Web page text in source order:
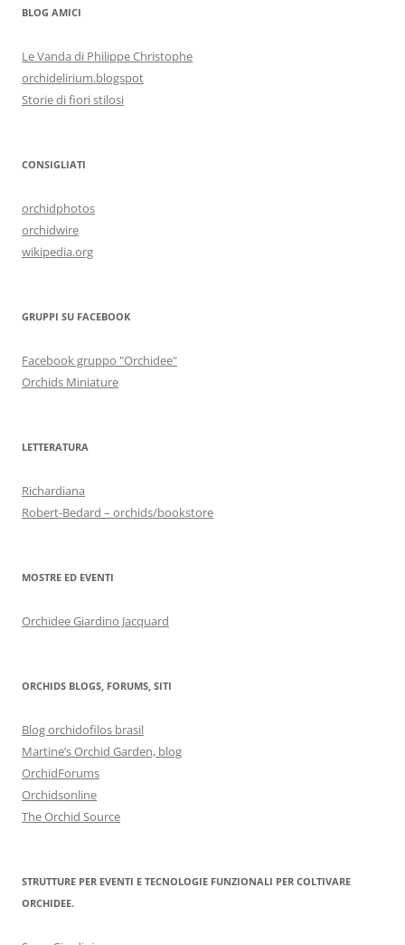
BLOG AMICI
Le Vanda di Philippe Christophe
orchidelirium.blogspot
Storie di fiori stilosi
CONSIGLIATI
orchidphotos
orchidwire
wikipedia.org
GRUPPI SU FACEBOOK
Facebook gruppo "Orchidee"
Orchids Miniature
LETTERATURA
Richardiana
Robert-Bedard – orchids/bookstore
MOSTRE ED EVENTI
Orchidee Giardino Jacquard
ORCHIDS BLOGS, FORUMS, SITI
Blog orchidofilos brasil
Martine’s Orchid Garden, blog
OrchidForums
Orchidsonline
The Orchid Source
STRUTTURE PER EVENTI E TECNOLOGIE FUNZIONALI PER COLTIVARE
ORCHIDEE.